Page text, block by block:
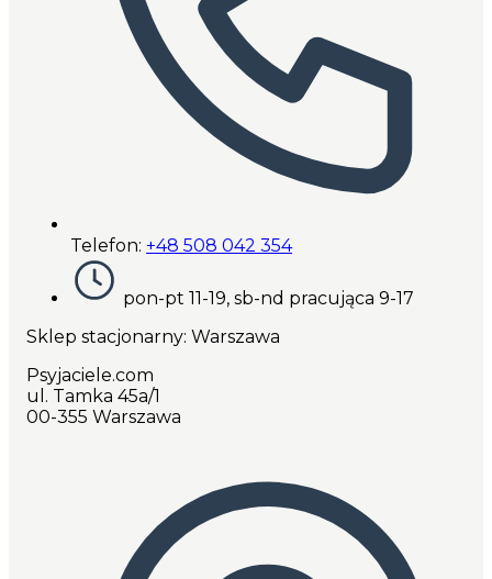
Telefon: +48 508 042 354
pon-pt 11-19, sb-nd pracująca 9-17
Sklep stacjonarny: Warszawa
Psyjaciele.com
ul. Tamka 45a/1
00-355 Warszawa